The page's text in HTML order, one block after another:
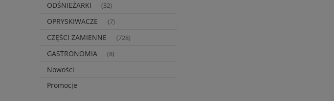
ODŚNIEŻARKI (32)
OPRYSKIWACZE (7)
CZĘŚCI ZAMIENNE (728)
GASTRONOMIA (8)
Nowości
Promocje